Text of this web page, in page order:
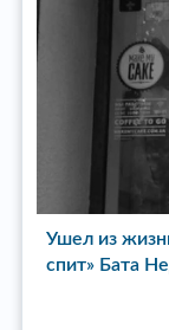
Ушел из
спит» Бата